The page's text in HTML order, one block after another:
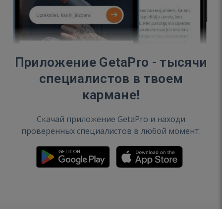
Приложение GetaPro - тысячи
специалистов в твоем
кармане!
Скачай приложение GetaPro и находи
проверенных специалистов в любой момент.